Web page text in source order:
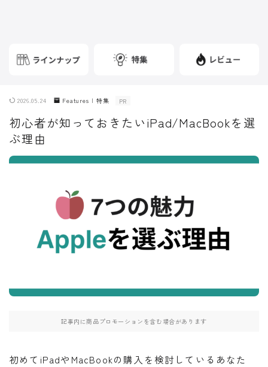
2026.05.24 Features | 特集 PR
初心者が知っておきたいiPad/MacBookを選
ぶ理由
記事内に商品プロモーションを含む場合があります
初めてiPadやMacBookの購入を検討しているあなた